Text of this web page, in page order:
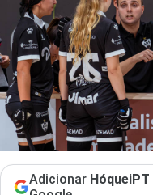
Adicionar HóqueiPT